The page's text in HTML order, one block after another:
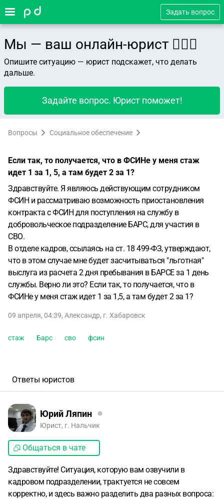
Задать вопрос
Мы — ваш онлайн-юрист 👨🏻‍⚖️
Опишите ситуацию — юрист подскажет, что делать
дальше.
Задайте вопрос. Юрист поможет!
Вопросы Социальное обеспечение
Если так, то получается, что в ФСИНе у меня стаж
идет 1 за 1, 5, а там будет 2 за 1?
Здравствуйте. Я являюсь действующим сотрудником
ФСИН и рассматриваю возможность приостановления
контракта с ФСИН для поступления на службу в
добровольческое подразделение БАРС, для участия в
СВО.
В отделе кадров, ссылаясь на ст. 18 499-ФЗ, утверждают,
что в этом случае мне будет засчитываться "льготная"
выслуга из расчета 2 дня пребывания в БАРСЕ за 1 день
службы. Верно ли это? Если так, то получается, что в
ФСИНе у меня стаж идет 1 за 1,5, а там будет 2 за 1?
09 апреля, 04:39, Александр, г. Хабаровск
стаж Барс сво фсин
Ответы юристов
Юрий Ляпин
Юрист, г. Нальчик
Общаться в чате
Здравствуйте! Ситуация, которую вам озвучили в
кадровом подразделении, трактуется не совсем
корректно, и здесь важно разделить два разных вопроса: